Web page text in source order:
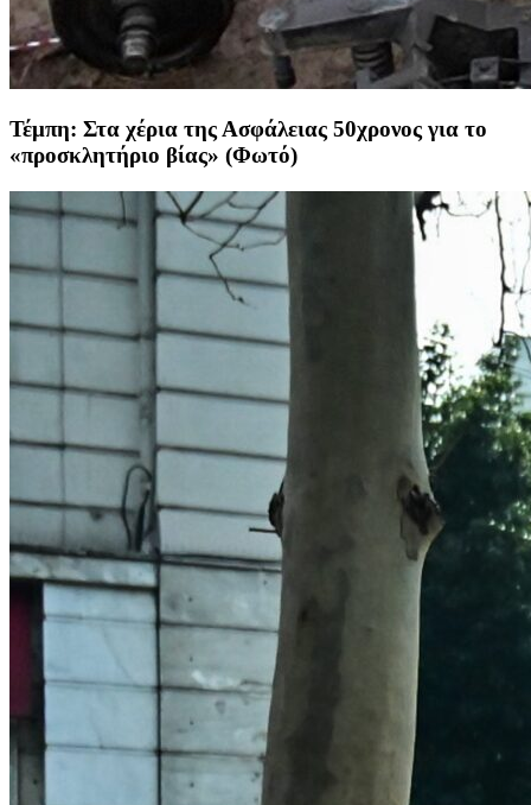
Τέμπη: Στα χέρια της Ασφάλειας 50χρονος για το
«προσκλητήριο βίας» (Φωτό)